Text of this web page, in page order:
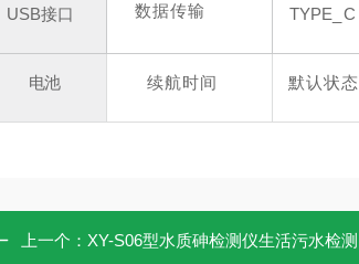
USB接口
数据传输
TYPE C
电池 续航时间 默认状
上一个： XY-S06型水质砷检测仪生活污水检测